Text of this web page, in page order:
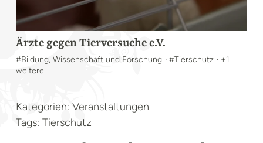
Ärzte gegen Tierversuche e.V.
#Bildung, Wissenschaft und Forschung · #Tierschutz · +1
weitere
Kategorien: Veranstaltungen
Tags: Tierschutz